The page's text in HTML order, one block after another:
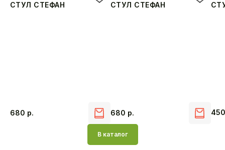
СТУЛ СТЕФАН
680 р.
СТУЛ СТЕФАН
680 р.
В каталог